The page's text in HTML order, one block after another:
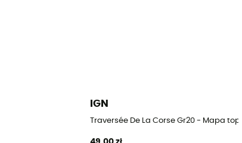
IGN
Traversée De La Corse Gr20 - Mapa